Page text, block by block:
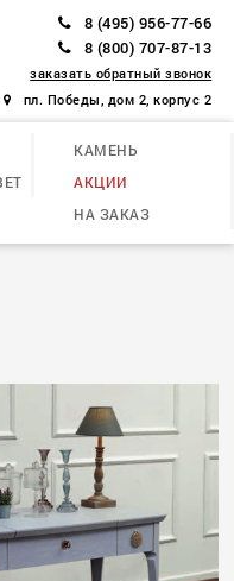
8 (495) 956-77-66
8 (800) 707-87-13
заказать обратный звонок
пл. Победы, дом 2, корпус 2
КАМЕНЬ
АКЦИИ
НА ЗАКАЗ